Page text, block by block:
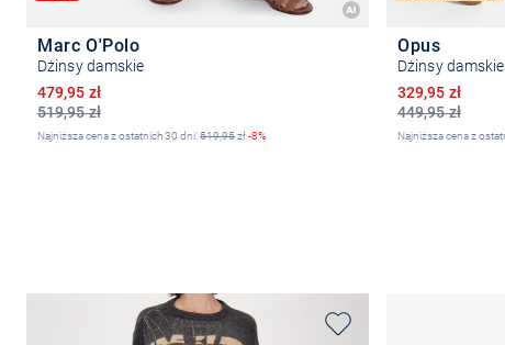
Marc O'Polo
Dżinsy damskie
519,95 zł
Obniżona cena
479,95 zł
Najniższa cena z ostatnich 30 dni:519,95zł-8%
Opus
Dżinsy
449,95 zł
Obniżona cena
329,95 zł
Najniższa cena z